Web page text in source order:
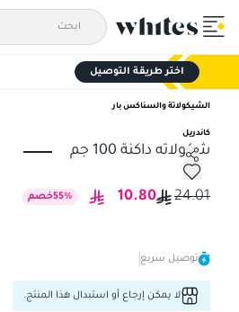
اختر طريقة التوصيل
الشيكولاتة والسناكس بار
كاندريل
شكولاته داكنة 100 جم
شكولاته داكنة 100 جم
24.01
10.80
55% خصم
توصيل سريع
لا يمكن إرجاع أو استبدال هذا المنتج.